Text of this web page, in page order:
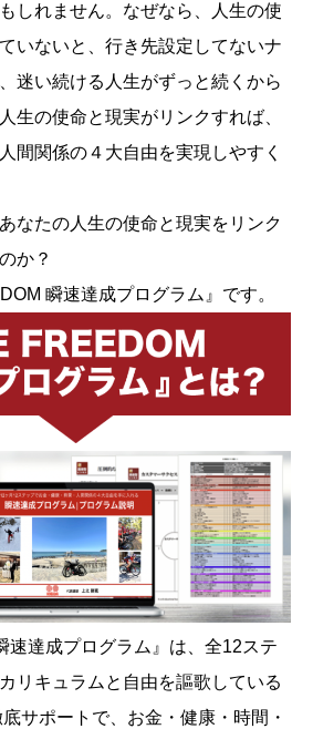
しれません。なぜなら、人生の使
いないと、行き先設定してないナ
迷い続ける人生がずっと続くから
生の使命と現実がリンクすれば、
間関係の４大自由を実現しやすく
なたの人生の使命と現実をリンク
か？
瞬速達成プログラム』です。
速達成プログラム』は、全12ステ
リキュラムと自由を謳歌している
サポートで、お金・健康・時間・